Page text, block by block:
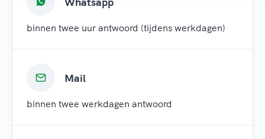
binnen twee uur antwoord (tijdens werkdagen)
Mail
binnen twee werkdagen antwoord